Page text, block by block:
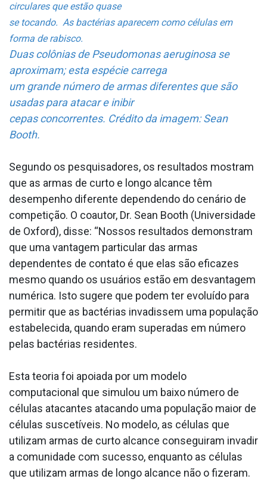
circulares que estão quase
se tocando. As bactérias aparecem como células em
forma de rabisco.
Duas colônias de Pseudomonas aeruginosa se
aproximam; esta espécie carrega
um grande número de armas diferentes que são
usadas para atacar e inibir
cepas concorrentes. Crédito da imagem: Sean
Booth.
Segundo os pesquisadores, os resultados mostram
que as armas de curto e longo alcance têm
desempenho diferente dependendo do cenário de
competição. O coautor, Dr. Sean Booth (Universidade
de Oxford), disse: “Nossos resultados demonstram
que uma vantagem particular das armas
dependentes de contato é que elas são eficazes
mesmo quando os usuários estão em desvantagem
numérica. Isto sugere que podem ter evoluído para
permitir que as bactérias invadissem uma população
estabelecida, quando eram superadas em número
pelas bactérias residentes.
Esta teoria foi apoiada por um modelo
computacional que simulou um baixo número de
células atacantes atacando uma população maior de
células suscetíveis. No modelo, as células que
utilizam armas de curto alcance conseguiram invadir
a comunidade com sucesso, enquanto as células
que utilizam armas de longo alcance não o fizeram.